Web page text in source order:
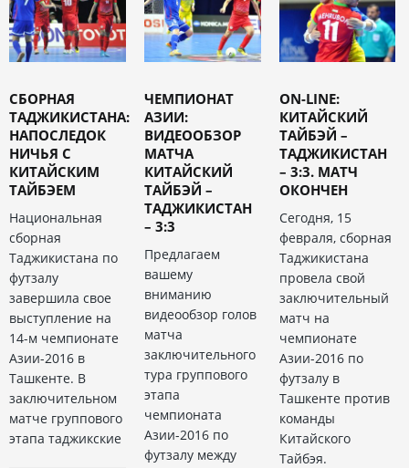
СБОРНАЯ
ТАДЖИКИСТАНА:
НАПОСЛЕДОК
НИЧЬЯ С
КИТАЙСКИМ
ТАЙБЭЕМ
Национальная
сборная
Таджикистана по
футзалу
завершила свое
выступление на
14-м чемпионате
Азии-2016 в
Ташкенте. В
заключительном
матче группового
этапа таджикские
ЧЕМПИОНАТ
АЗИИ:
ВИДЕООБЗОР
МАТЧА
КИТАЙСКИЙ
ТАЙБЭЙ –
ТАДЖИКИСТАН
– 3:3
Предлагаем
вашему
вниманию
видеообзор голов
матча
заключительного
тура группового
этапа
чемпионата
Азии-2016 по
футзалу между
ON-LINE:
КИТАЙСКИЙ
ТАЙБЭЙ –
ТАДЖИКИСТАН
– 3:3. МАТЧ
ОКОНЧЕН
Сегодня, 15
февраля, сборная
Таджикистана
провела свой
заключительный
матч на
чемпионате
Азии-2016 по
футзалу в
Ташкенте против
команды
Китайского
Тайбэя.